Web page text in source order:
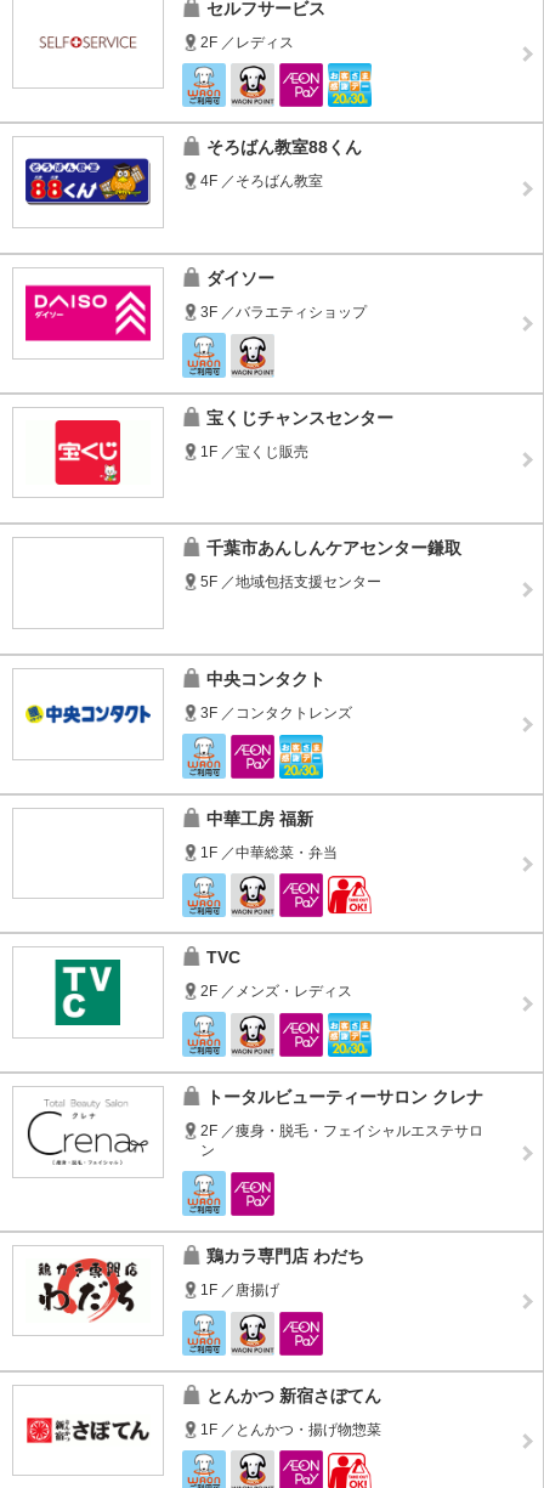
セルフサービス
2F ／レディス
そろばん教室88くん
4F ／そろばん教室
ダイソー
3F ／バラエティショップ
宝くじチャンスセンター
1F ／宝くじ販売
千葉市あんしんケアセンター鎌取
5F ／地域包括支援センター
中央コンタクト
3F ／コンタクトレンズ
中華工房 福新
1F ／中華総菜・弁当
TVC
2F ／メンズ・レディス
トータルビューティーサロン クレナ
2F ／痩身・脱毛・フェイシャルエステサロ
ン
鶏カラ専門店 わだち
1F ／唐揚げ
とんかつ 新宿さぼてん
1F ／とんかつ・揚げ物惣菜